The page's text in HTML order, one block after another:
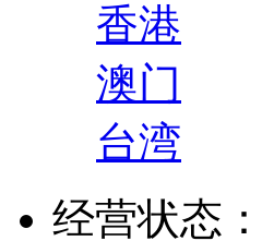
香港
澳门
台湾
经营状态：